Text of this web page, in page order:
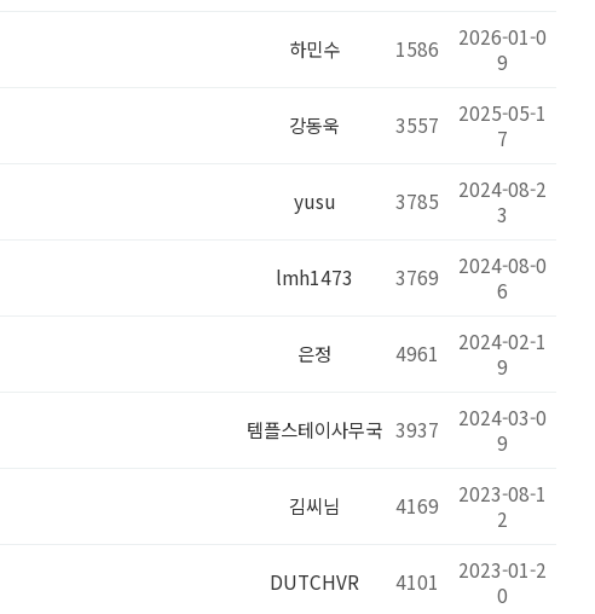
하민수 1586
2026-01-0
9
강동욱 3557
2025-05-1
7
yusu 3785
2024-08-2
3
lmh1473 3769
2024-08-0
6
은정 4961
2024-02-1
9
템플스테이사무국 3937
2024-03-0
9
김씨님 4169
2023-08-1
2
DUTCHVR 4101
2023-01-2
0